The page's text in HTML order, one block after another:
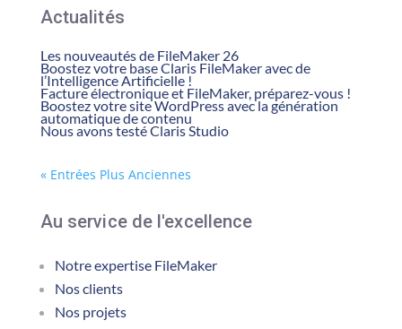
Actualités
Les nouveautés de FileMaker 26
Boostez votre base Claris FileMaker avec de
l’Intelligence Artificielle !
Facture électronique et FileMaker, préparez-vous !
Boostez votre site WordPress avec la génération
automatique de contenu
Nous avons testé Claris Studio
« Entrées Plus Anciennes
Au service de l'excellence
Notre expertise FileMaker
Nos clients
Nos projets